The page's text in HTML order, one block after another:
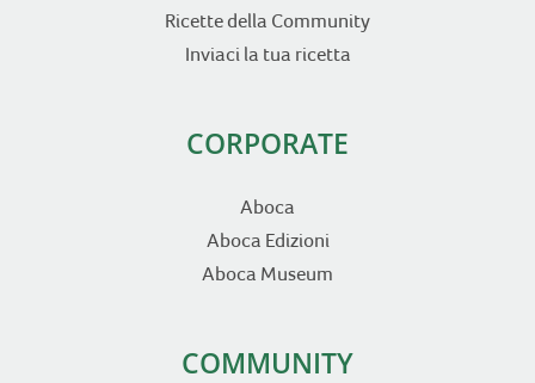
Ricette della Community
Inviaci la tua ricetta
CORPORATE
Aboca
Aboca Edizioni
Aboca Museum
COMMUNITY